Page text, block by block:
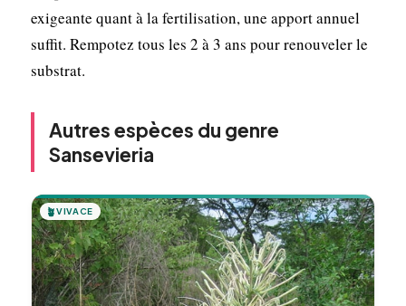
exigeante quant à la fertilisation, une apport annuel
suffit. Rempotez tous les 2 à 3 ans pour renouveler le
substrat.
Autres espèces du genre
Sansevieria
🪴VIVACE